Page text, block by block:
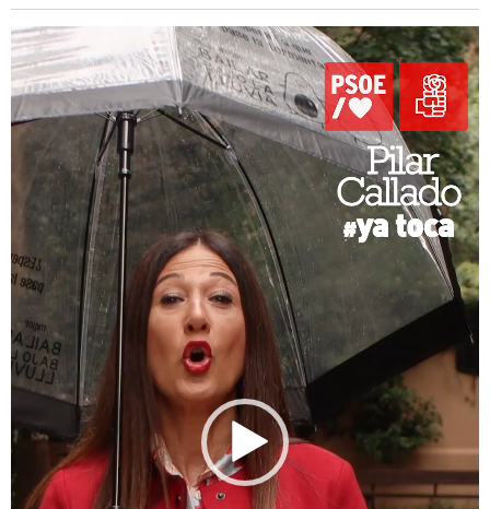
Reproductor
de
vídeo